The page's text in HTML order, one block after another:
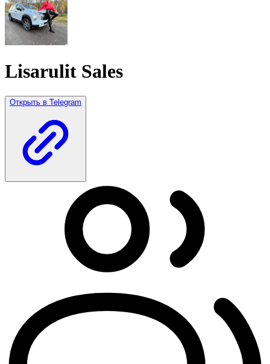
Lisarulit Sales
Открыть в Telegram